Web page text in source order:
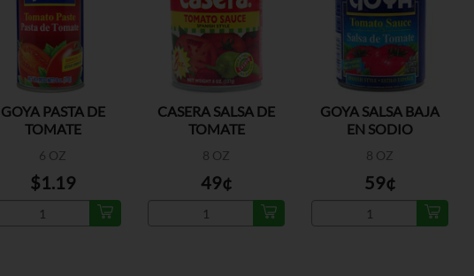
GOYA PASTA DE
TOMATE
6 OZ
$1.19
CASERA SALSA DE
TOMATE
8 OZ
49¢
GOYA SALSA BAJA
EN SODIO
8 OZ
59¢